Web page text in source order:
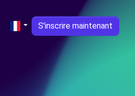
S'inscrire maintenant